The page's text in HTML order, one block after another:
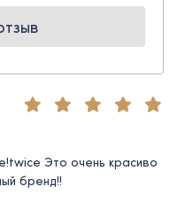
Это очень красиво
бренд!!